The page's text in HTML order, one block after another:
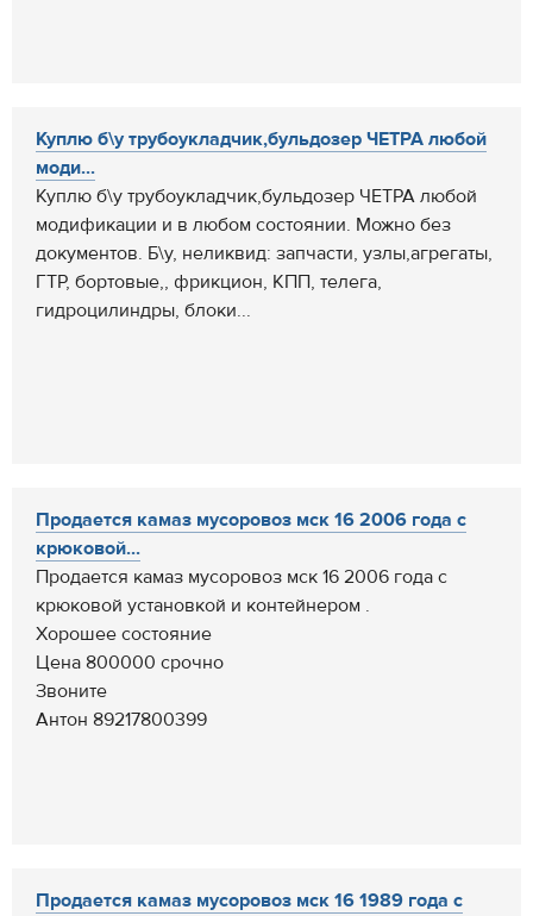
Куплю б\у трубоукладчик,бульдозер ЧЕТРА любой
моди...
Куплю б\у трубоукладчик,бульдозер ЧЕТРА любой
модификации и в любом состоянии. Можно без
документов. Б\у, неликвид: запчасти, узлы,агрегаты,
ГТР, бортовые,, фрикцион, КПП, телега,
гидроцилиндры, блоки...
Продается камаз мусоровоз мск 16 2006 года с
крюковой...
Продается камаз мусоровоз мск 16 2006 года с
крюковой установкой и контейнером .
Хорошее состояние
Цена 800000 срочно
Звоните
Антон 89217800399
Продается камаз мусоровоз мск 16 1989 года с